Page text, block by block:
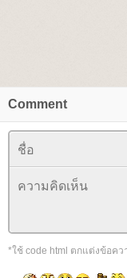
Comment
*ใช้ code html ตกแต่งข้อค